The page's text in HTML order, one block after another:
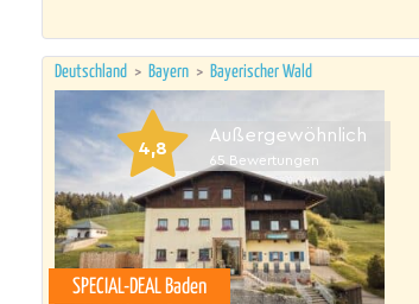
Deutschland > Bayern > Bayerischer Wald
4,8
Außergewöhnlich
65 Bewertungen
SPECIAL-DEAL Baden